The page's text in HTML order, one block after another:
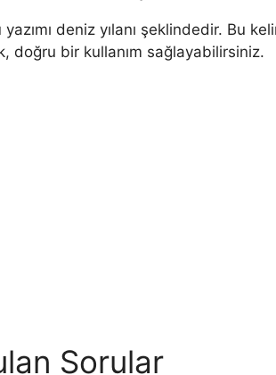
yazımı deniz yılanı şeklindedir. Bu
doğru bir kullanım sağlayabilirsiniz.
Sorular